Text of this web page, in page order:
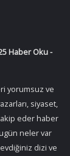
Haber Oku -
yorumsuz ve
siyaset,
eder haber
neler var
dizi ve